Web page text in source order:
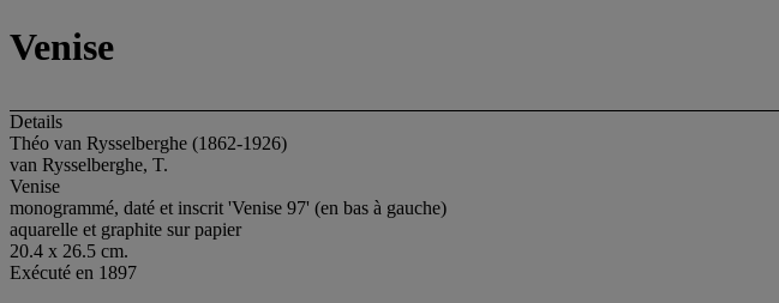
Venise
Details
Théo van Rysselberghe (1862-1926)
van Rysselberghe, T.
Venise
monogrammé, daté et inscrit 'Venise 97' (en bas à gauche)
aquarelle et graphite sur papier
20.4 x 26.5 cm.
Exécuté en 1897